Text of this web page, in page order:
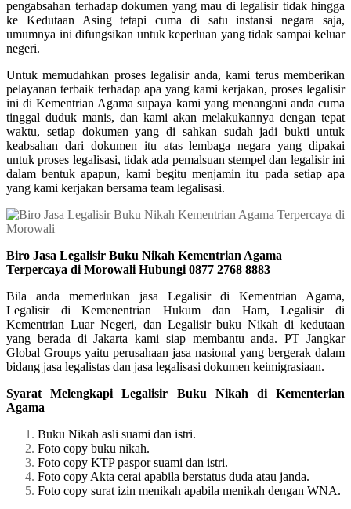
pengabsahan terhadap dokumen yang mau di legalisir tidak hingga
ke Kedutaan Asing tetapi cuma di satu instansi negara saja,
umumnya ini difungsikan untuk keperluan yang tidak sampai keluar
negeri.
Untuk memudahkan proses legalisir anda, kami terus memberikan
pelayanan terbaik terhadap apa yang kami kerjakan, proses legalisir
ini di Kementrian Agama supaya kami yang menangani anda cuma
tinggal duduk manis, dan kami akan melakukannya dengan tepat
waktu, setiap dokumen yang di sahkan sudah jadi bukti untuk
keabsahan dari dokumen itu atas lembaga negara yang dipakai
untuk proses legalisasi, tidak ada pemalsuan stempel dan legalisir ini
dalam bentuk apapun, kami begitu menjamin itu pada setiap apa
yang kami kerjakan bersama team legalisasi.
Biro Jasa Legalisir Buku Nikah Kementrian Agama
Terpercaya di Morowali Hubungi 0877 2768 8883
Bila anda memerlukan jasa Legalisir di Kementrian Agama,
Legalisir di Kemenentrian Hukum dan Ham, Legalisir di
Kementrian Luar Negeri, dan Legalisir buku Nikah di kedutaan
yang berada di Jakarta kami siap membantu anda. PT Jangkar
Global Groups yaitu perusahaan jasa nasional yang bergerak dalam
bidang jasa legalistas dan jasa legalisasi dokumen keimigrasiaan.
Syarat Melengkapi Legalisir Buku Nikah di Kementerian
Agama
Buku Nikah asli suami dan istri.
Foto copy buku nikah.
Foto copy KTP paspor suami dan istri.
Foto copy Akta cerai apabila berstatus duda atau janda.
Foto copy surat izin menikah apabila menikah dengan WNA.